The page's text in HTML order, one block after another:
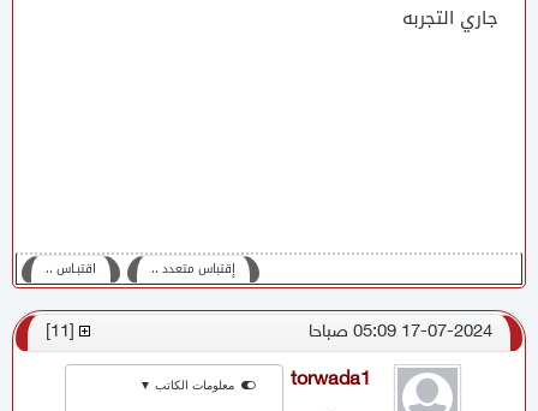
جاري التجربه
اقتبـاس ،، إقتباس متعدد ،،
17-07-2024 05:09 صباحا 11
torwada1 معلومات الكاتب ▼